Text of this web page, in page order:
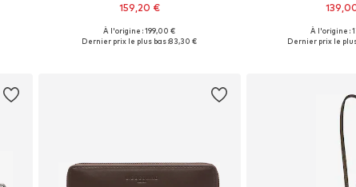
159,20 €
Tailles disponibles: One Size
À l'origine : 199,00 €
Dernier prix le plus bas :83,30 €
Tailles
À l'origine :
Dernier prix le